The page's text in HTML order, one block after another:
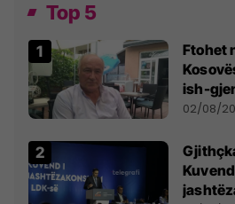
Top 5
Ftohet
ish-
dikush
02/08/